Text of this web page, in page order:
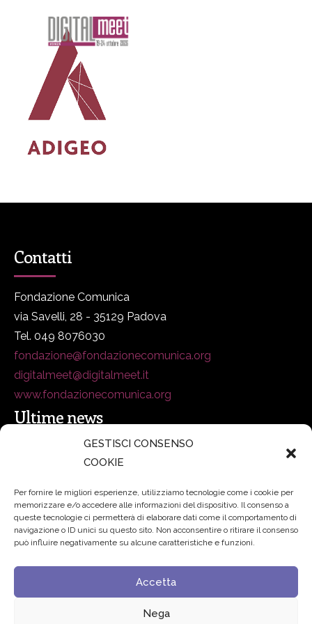
GESTISCI CONSENSO
COOKIE
Per fornire le migliori esperienze, utilizziamo tecnologie come i cookie per
memorizzare e/o accedere alle informazioni del dispositivo. Il consenso a
queste tecnologie ci permetterà di elaborare dati come il comportamento di
navigazione o ID unici su questo sito. Non acconsentire o ritirare il consenso
può influire negativamente su alcune caratteristiche e funzioni.
Accetta
Nega
Contatti
Fondazione Comunica
via Savelli, 28 - 35129 Padova
Tel. 049 8076030
fondazione@fondazionecomunica.org
digitalmeet@digitalmeet.it
www.fondazionecomunica.org
Ultime news
secsolutionforum 2026: è Bologna la nuova capitale
Padre Benanti: «Intelligenza artificiale? Contro i nuovi
algoritmi del potere serve una governance condivisa»
Edvance – Digital Education Hub Higher Education